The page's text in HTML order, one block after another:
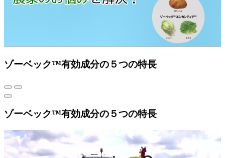
ゾーベック™有効成分の５つの特長
ゾーベック™有効成分の５つの特長